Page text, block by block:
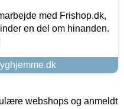
med Frishop.dk,
en del om hinanden.
webshops og anmeldt